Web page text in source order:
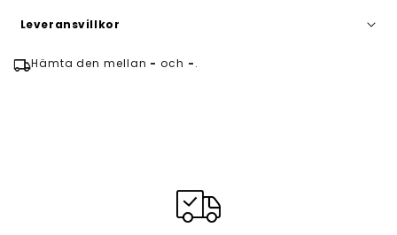
Leveransvillkor
leveranstiden är i genomsnitt 7-14 dagar.
local_shippingHämta den mellan - och -.